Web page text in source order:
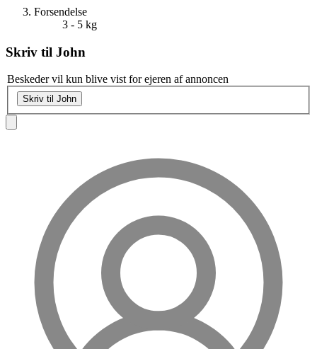
Forsendelse
3 - 5 kg
Skriv til John
Beskeder vil kun blive vist for ejeren af annoncen
Skriv til John